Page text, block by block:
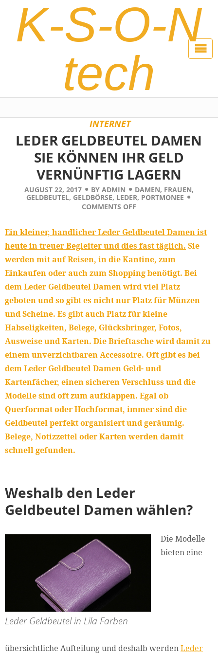
K-S-O-N
tech
INTERNET
LEDER GELDBEUTEL DAMEN
SIE KÖNNEN IHR GELD
VERNÜNFTIG LAGERN
AUGUST 22, 2017 BY ADMIN DAMEN, FRAUEN,
GELDBEUTEL, GELDBÖRSE, LEDER, PORTMONEE
COMMENTS OFF
Ein kleiner, handlicher Leder Geldbeutel Damen ist
heute in treuer Begleiter und dies fast täglich. Sie
werden mit auf Reisen, in die Kantine, zum
Einkaufen oder auch zum Shopping benötigt. Bei
dem Leder Geldbeutel Damen wird viel Platz
geboten und so gibt es nicht nur Platz für Münzen
und Scheine. Es gibt auch Platz für kleine
Habseligkeiten, Belege, Glücksbringer, Fotos,
Ausweise und Karten. Die Brieftasche wird damit zu
einem unverzichtbaren Accessoire. Oft gibt es bei
dem Leder Geldbeutel Damen Geld- und
Kartenfächer, einen sicheren Verschluss und die
Modelle sind oft zum aufklappen. Egal ob
Querformat oder Hochformat, immer sind die
Geldbeutel perfekt organisiert und geräumig.
Belege, Notizzettel oder Karten werden damit
schnell gefunden.
Weshalb den Leder
Geldbeutel Damen wählen?
Leder Geldbeutel in Lila Farben
Die Modelle
bieten eine
übersichtliche Aufteilung und deshalb werdenLeder